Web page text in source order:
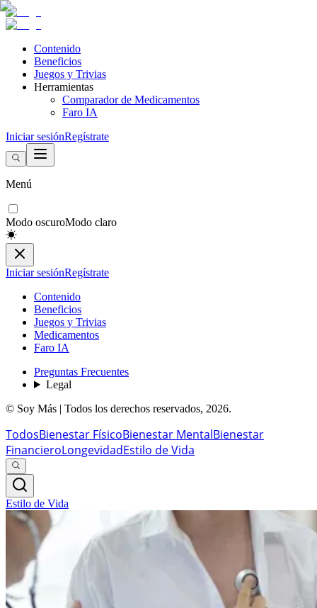
Contenido
Beneficios
Juegos y Trivias
Herramientas
Comparador de Medicamentos
Faro IA
Iniciar sesiónRegístrate
Menú
Modo oscuroModo claro
Iniciar sesiónRegístrate
Contenido
Beneficios
Juegos y Trivias
Medicamentos
Faro IA
Preguntas Frecuentes
Legal
© Soy Más | Todos los derechos reservados, 2026.
TodosBienestar FísicoBienestar MentalBienestar
FinancieroLongevidadEstilo de Vida
Estilo de Vida